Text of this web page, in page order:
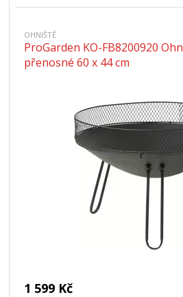
OHNIŠTĚ
ProGarden KO-FB8200920
přenosné 60 x 44 cm
1 599 Kč